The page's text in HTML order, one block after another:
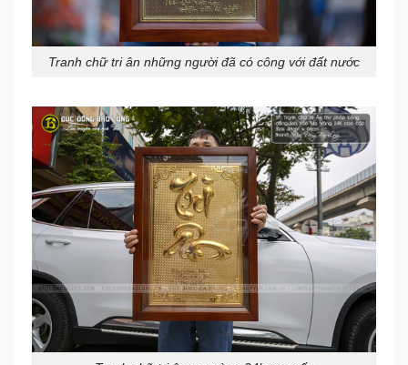
Tranh chữ tri ân những người đã có công với đất nước